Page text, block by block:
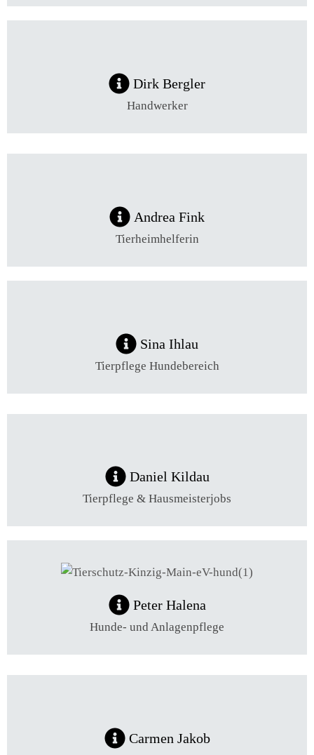
Dirk Bergler
Handwerker
Andrea Fink
Tierheimhelferin
Sina Ihlau
Tierpflege Hundebereich
Daniel Kildau
Tierpflege & Hausmeisterjobs
Peter Halena
Hunde- und Anlagenpflege
Carmen Jakob